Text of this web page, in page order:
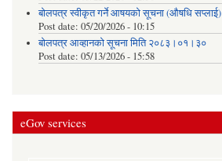
बोलपत्र स्वीकृत गर्ने आषयको सूचना (औषधि सप्लाई)
Post date: 05/20/2026 - 10:15
बोलपत्र आव्हानको सूचना मिति २०८३।०१।३०
Post date: 05/13/2026 - 15:58
eGov services